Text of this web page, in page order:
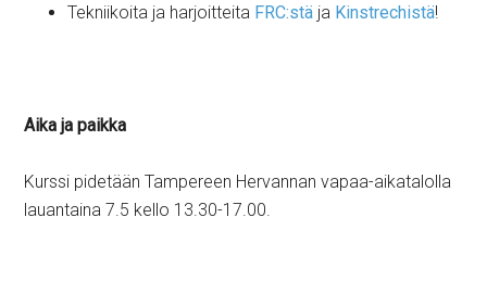
Tekniikoita ja harjoitteita FRC:stä ja Kinstrechistä!
Aika ja paikka
Kurssi pidetään Tampereen Hervannan vapaa-aikatalolla
lauantaina 7.5 kello 13.30-17.00.